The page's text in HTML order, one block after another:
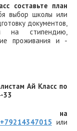
составьте план
выбор школы или
документов,
на стипендию,
проживания и -
Ай Класс по
33
на
+79214347015 или